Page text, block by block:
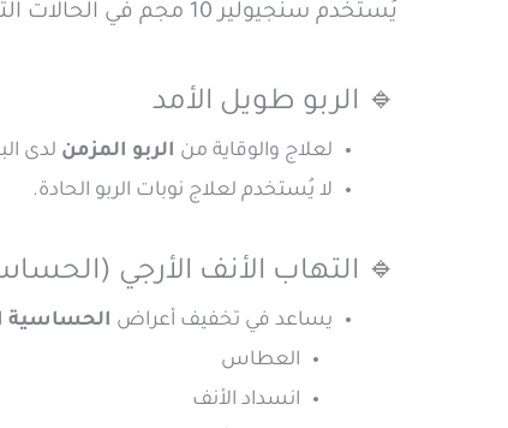
يُستخدم سنجيولير 10 مجم في الحالات التالية:
🔹 الربو طويل الأمد
لعلاج والوقاية من الربو المزمن لدى
لا يُستخدم لعلاج نوبات الربو الحادة.
🔹 التهاب الأنف الأرجي
يساعد في تخفيف أعراض الحساسية
العطاس
انسداد الأنف